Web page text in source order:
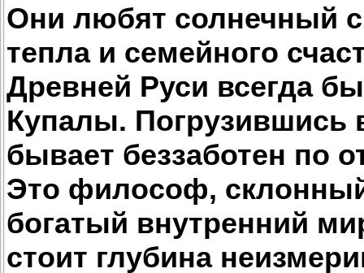
Они любят солнечный
тепла и семейного
Древней Руси всегда
Купалы. Погрузившись
бывает беззаботен по
Это философ,
богатый внутренний
стоит глубина